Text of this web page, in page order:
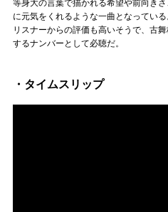
等身大の言葉で描かれる希望や前向き
に元気をくれるような一曲となっている
リスナーからの評価も高いそうで、古
するナンバーとして必聴だ。
・タイムスリップ